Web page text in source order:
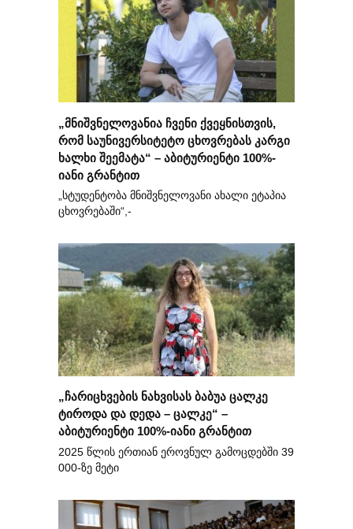
„მნიშვნელოვანია ჩვენი ქვეყნისთვის,
რომ საუნივერსიტეტო ცხოვრებას კარგი
ხალხი შეემატა“ – აბიტურიენტი 100%-
იანი გრანტით
„სტუდენტობა მნიშვნელოვანი ახალი ეტაპია
ცხოვრებაში“,-
„ჩარიცხვების ნახვისას ბაბუა ცალკე
ტიროდა და დედა – ცალკე“ –
აბიტურიენტი 100%-იანი გრანტით
2025 წლის ერთიან ეროვნულ გამოცდებში 39
000-ზე მეტი